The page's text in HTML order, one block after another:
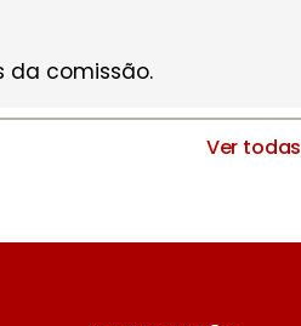
da comissão.
Ver todas